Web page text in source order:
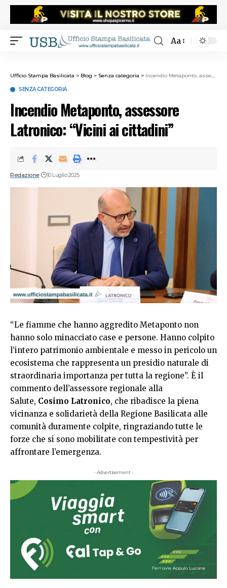
Aa
Ufficio Stampa Basilicata > Blog > Senza categoria > Incendio Metaponto, assessore Latronico: “Vicini ai cittadini”
SENZA CATEGORIA
Incendio Metaponto, assessore
Latronico: “Vicini ai cittadini”
Redazione 10 Luglio 2025
“Le fiamme che hanno aggredito Metaponto non
hanno solo minacciato case e persone. Hanno colpito
l’intero patrimonio ambientale e messo in pericolo un
ecosistema che rappresenta un presidio naturale di
straordinaria importanza per tutta la regione”. È il
commento dell’assessore regionale alla
Salute, Cosimo Latronico, che ribadisce la piena
vicinanza e solidarietà della Regione Basilicata alle
comunità duramente colpite, ringraziando tutte le
forze che si sono mobilitate con tempestività per
affrontare l’emergenza.
- Advertisement -